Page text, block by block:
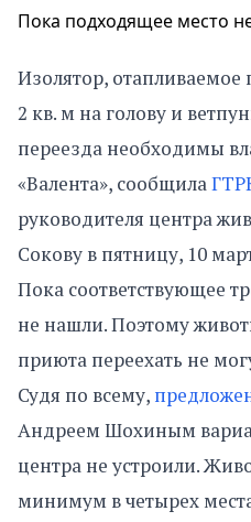
Пока подходящее место
Изолятор,
2 кв. м на голову и
переезда необходимы
«Валента», сообщила
руководителя центра
Сокову в пятницу, 10
Пока соответствующее
не нашли. Поэтому
приюта переехать не
Судя по всему,
Андреем Шохиным
центра не устроили.
минимум в четырех